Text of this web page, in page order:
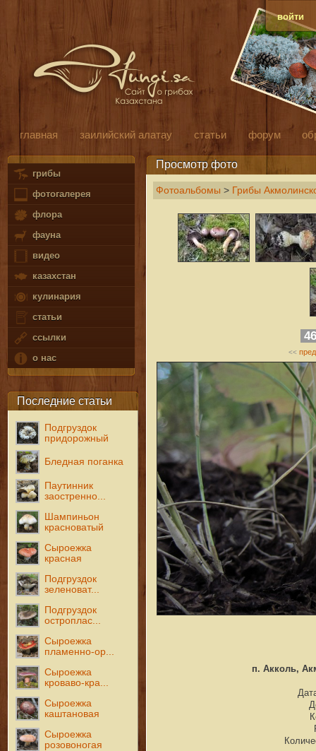
войти
главная заилийский алатау статьи форум
грибы
фотогалерея
флора
фауна
видео
казахстан
кулинария
статьи
ссылки
о нас
Последние статьи
Подгруздок
придорожный
Бледная поганка
Паутинник
заостренно...
Шампиньон
красноватый
Сыроежка
красная
Подгруздок
зеленоват...
Подгруздок
остроплас...
Сыроежка
пламенно-ор...
Сыроежка
кроваво-кра...
Сыроежка
каштановая
Сыроежка
розовоногая
Просмотр фото
Фотоальбомы > Грибы
<<
п. Акколь,